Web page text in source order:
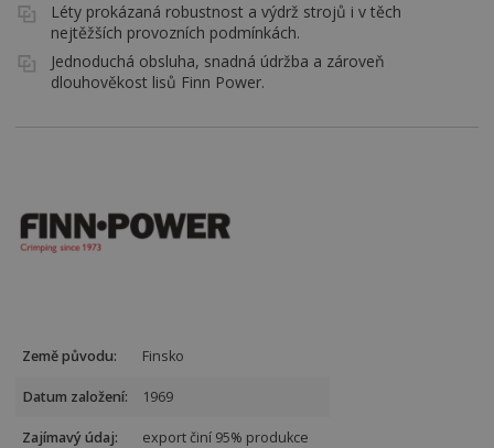
Léty prokázaná robustnost a výdrž strojů i v těch
nejtěžších provozních podmínkách.
Jednoduchá obsluha, snadná údržba a zároveň
dlouhověkost lisů Finn Power.
Země původu: Finsko
Datum založení: 1969
Zajímavý údaj: export činí 95% produkce